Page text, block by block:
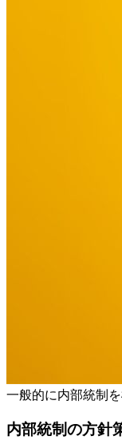
一般的に内部統制
内部統制の方針